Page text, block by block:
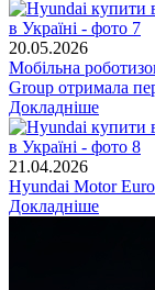
20.05.2026
Мобільна
Group отримала
Докладніше
21.04.2026
Hyundai Motor
Докладніше